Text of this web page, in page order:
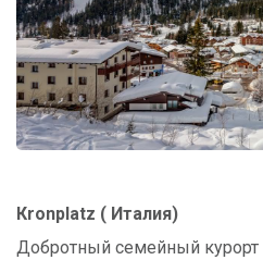
Кronplatz ( Италия)
Добротный семейный курорт